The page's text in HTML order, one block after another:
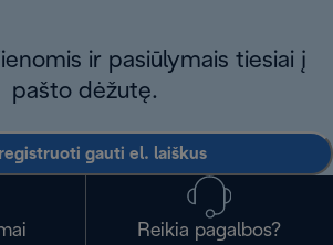
ir pasiūlymais tiesiai į
pašto dėžutę.
gauti el. laiškus
Reikia pagalbos?